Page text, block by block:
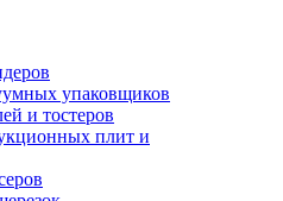
упаковщиков
и тостеров
плит и